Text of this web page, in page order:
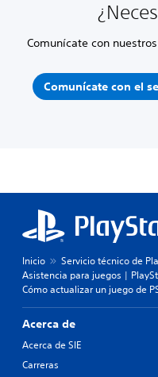
Comunícate con
Comunícate con el
Inicio
Servicio técnico de
Asistencia para juegos |
Cómo actualizar un juego de
Acerca de
Acerca de SIE
Carreras